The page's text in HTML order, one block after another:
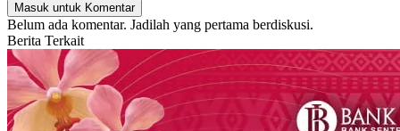
Masuk untuk Komentar
Belum ada komentar. Jadilah yang pertama berdiskusi.
Berita Terkait